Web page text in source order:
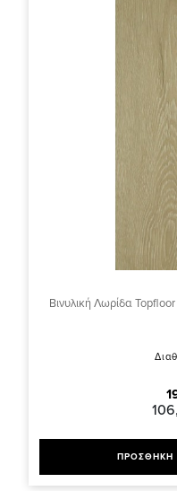
Βινυλική Λωρίδα
ΠΡΟΣΘΗΚΗ